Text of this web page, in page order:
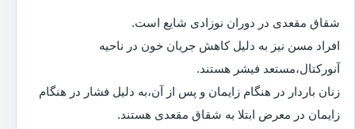
شقاق مقعدی در دوران نوزادی شایع است.
افراد مسن نیز به دلیل کاهش جریان خون در ناحیه
آنورکتال،مستعد فیشر هستند.
زنان باردار در هنگام زایمان و پس از آن،به دلیل فشار در هنگام
زایمان در معرض ابتلا به شقاق مقعدی هستند.